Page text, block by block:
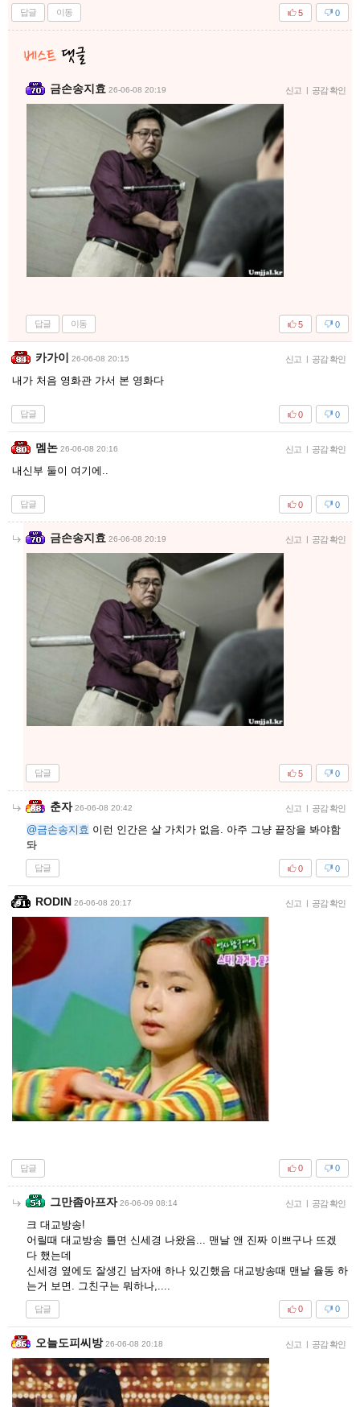
답글 이동 0
5
금손송지효 26-06-08 20:19 신고 | 공감 확인
답글 이동 0
5
카가이 26-06-08 20:15 신고 | 공감 확인
내가 처음 영화관 가서 본 영화다
답글 0
0
멤논 26-06-08 20:16 신고 | 공감 확인
내신부 둘이 여기에..
답글 0
0
금손송지효 26-06-08 20:19 신고 | 공감 확인
답글 0
5
춘자 26-06-08 20:42 신고 | 공감 확인
@금손송지효 이런 인간은 살 가치가 없음. 아주 그냥 끝장을 봐야함
돠
답글 0
0
RODIN 26-06-08 20:17 신고 | 공감 확인
답글 0
0
그만좀아프자 26-06-09 08:14 신고 | 공감 확인
크 대교방송!
어릴때 대교방송 틀면 신세경 나왔음... 맨날 앤 진짜 이쁘구나 뜨겠
다 했는데
신세경 옆에도 잘생긴 남자애 하나 있긴했음 대교방송때 맨날 율동 하
는거 보면. 그친구는 뭐하나,....
답글 0
0
오늘도피씨방 26-06-08 20:18 신고 | 공감 확인